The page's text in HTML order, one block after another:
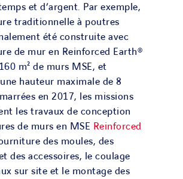
et d’argent. Par exemple,
traditionnelle à poutres
été construite avec
de mur en Reinforced Earth®
m² de murs MSE, et
hauteur maximale de 8
en 2017, les missions
les travaux de conception
de murs en MSE Reinforced
des moules, des
des accessoires, le coulage
sur site et le montage des